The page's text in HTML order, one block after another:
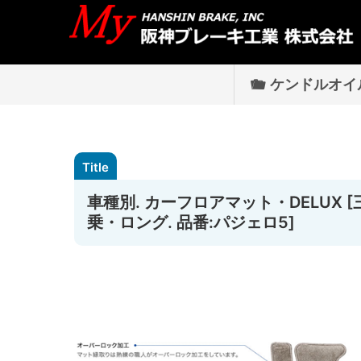
ケンドルオイ
車種別. カーフロアマット・DELUX
乗・ロング. 品番:パジェロ5]